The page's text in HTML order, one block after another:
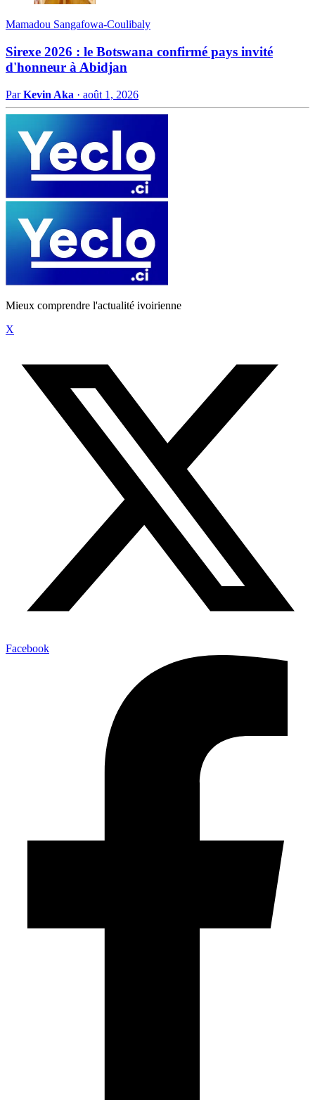
Mamadou Sangafowa-Coulibaly
Sirexe 2026 : le Botswana confirmé pays invité
d'honneur à Abidjan
ParKevin Aka · août 1, 2026
Mieux comprendre l'actualité ivoirienne
X
Facebook